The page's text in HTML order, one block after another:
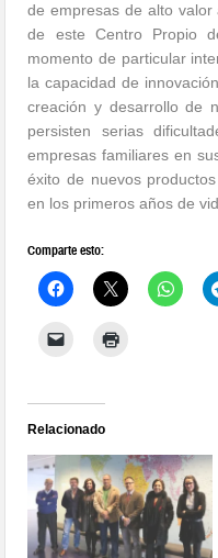
de empresas de alto
de este Centro Propio
momento de particular
la capacidad de
creación y desarrollo de
persisten serias
empresas familiares en
éxito de nuevos
en los primeros años de
Comparte esto:
Relacionado